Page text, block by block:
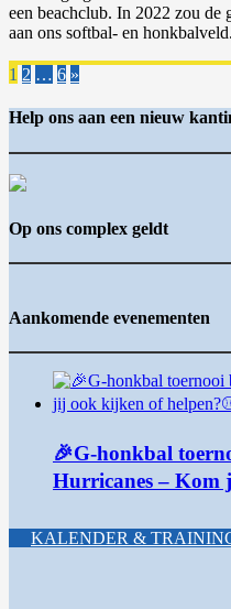
een beachclub. In 2022 zou de
aan ons softbal- en
1 2 … 6 »
Help ons aan een nieuw
Op ons complex geldt
Aankomende evenementen
🎉G-honkbal
Hurricanes – Kom
KALENDER &